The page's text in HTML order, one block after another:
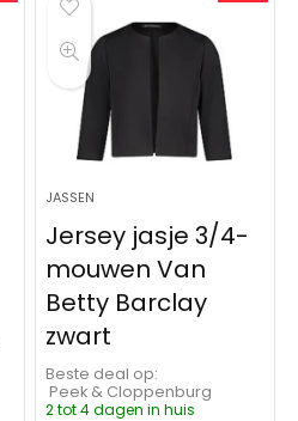
JASSEN
Jersey jasje 3/4-
mouwen Van
Betty Barclay
zwart
Beste deal op:
Peek & Cloppenburg
2 tot 4 dagen in huis